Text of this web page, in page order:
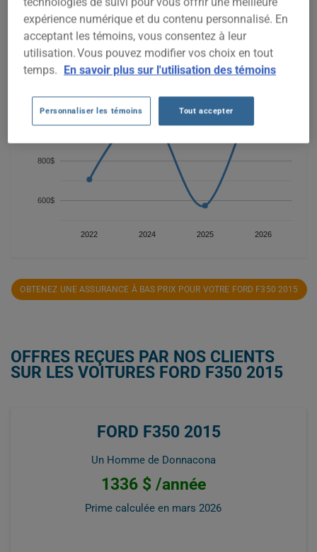
options disponibles.
2022 2024 2025 2026
600$
800$
1 400$
OBTENEZ UNE ASSURANCE À BAS PRIX POUR VOTRE FORD F350 2015
OFFRES REÇUES PAR NOS CLIENTS
SUR LES VOITURES FORD F350 2015
FORD F350 2015
Un Homme de Donnacona
1336 $ /année
Prime calculée en mars 2026
expérience numérique et du contenu personnalisé. En
acceptant les témoins, vous consentez à leur
utilisation. Vous pouvez modifier vos choix en tout
temps. En savoir plus sur l'utilisation des témoins
Personnaliser les témoins Tout accepter